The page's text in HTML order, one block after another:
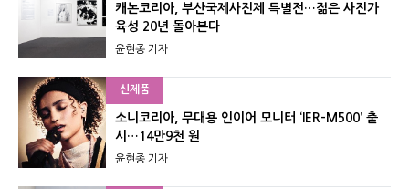
캐논코리아, 부산국제사진제 특별전…젊은 사진가
육성 20년 돌아본다
윤현종 기자
신제품
소니코리아, 무대용 인이어 모니터 ‘IER-M500’ 출
시…14만9천 원
윤현종 기자